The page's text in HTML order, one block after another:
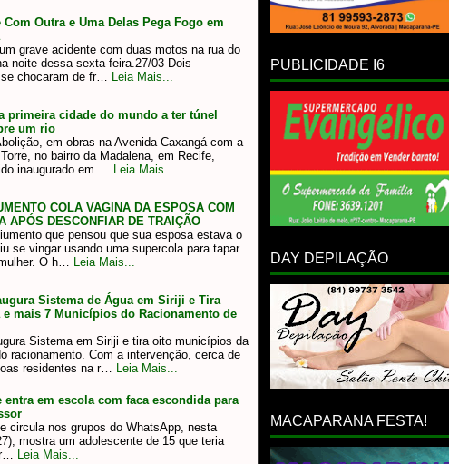
Outra e Uma Delas Pega Fogo em
grave acidente com duas motos na rua do
noite dessa sexta-feira.27/03 Dois
chocaram de fr…
Leia Mais...
primeira cidade do mundo a ter túnel
um rio
em obras na Avenida Caxangá com a
no bairro da Madalena, em Recife,
inaugurado em …
Leia Mais...
COLA VAGINA DA ESPOSA COM
APÓS DESCONFIAR DE TRAIÇÃO
que pensou que sua esposa estava o
se vingar usando uma supercola para tapar
O h…
Leia Mais...
Sistema de Água em Siriji e Tira
e mais 7 Municípios do Racionamento de
Sistema em Siriji e tira oito municípios da
racionamento. Com a intervenção, cerca de
residentes na r…
Leia Mais...
entra em escola com faca escondida para
circula nos grupos do WhatsApp, nesta
mostra um adolescente de 15 que teria
Leia Mais...
PUBLICIDADE I6
DAY DEPILAÇÃO
MACAPARANA FESTA!